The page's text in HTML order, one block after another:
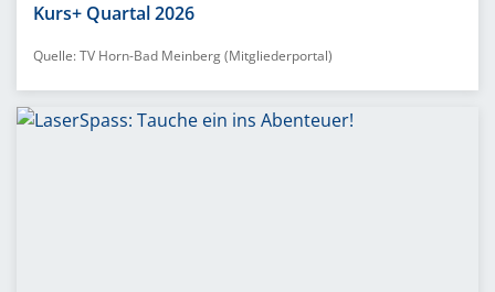
Kurs+ Quartal 2026
Quelle: TV Horn-Bad Meinberg (Mitgliederportal)